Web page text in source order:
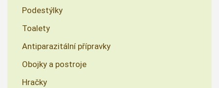
Podestýlky
Toalety
Antiparazitální přípravky
Obojky a postroje
Hračky